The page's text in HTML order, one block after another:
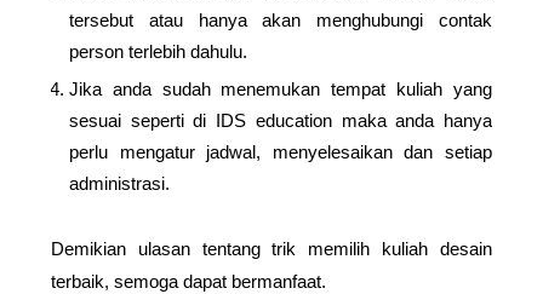
tersebut atau hanya akan menghubungi contak
person terlebih dahulu.
Jika anda sudah menemukan tempat kuliah yang
sesuai seperti di IDS education maka anda hanya
perlu mengatur jadwal, menyelesaikan dan setiap
administrasi.
Demikian ulasan tentang trik memilih
kuliah desain
terbaik, semoga dapat bermanfaat.